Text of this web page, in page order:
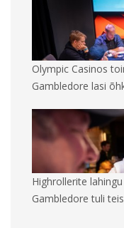
Olympic Casinos
Gambledore lasi
Highrollerite
Gambledore tuli